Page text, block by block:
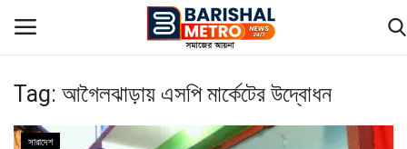
জাতীয়
Tag: আগৈলঝাড়ায় এসপি মার্কেটের উদ্বোধন
সারাদেশ